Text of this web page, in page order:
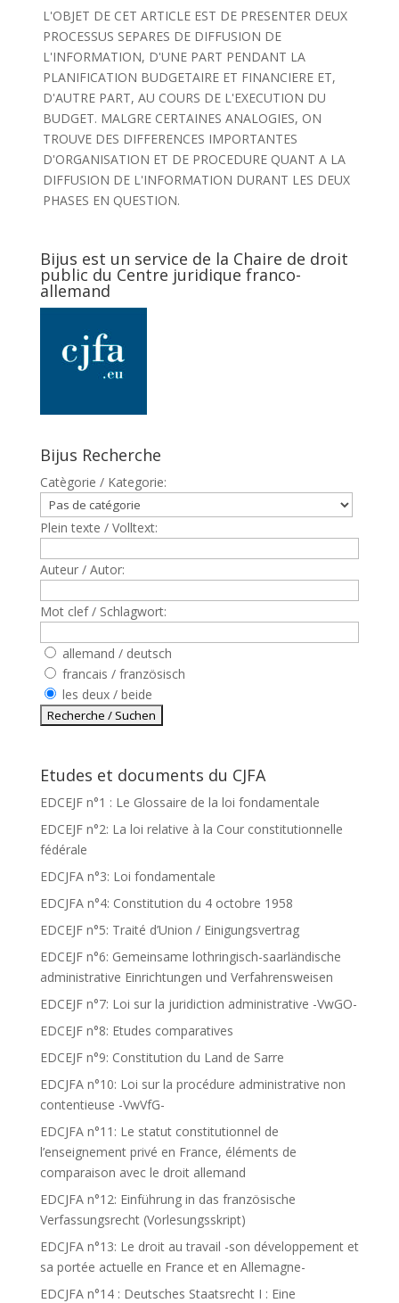
L'OBJET DE CET ARTICLE EST DE PRESENTER DEUX
PROCESSUS SEPARES DE DIFFUSION DE
L'INFORMATION, D'UNE PART PENDANT LA
PLANIFICATION BUDGETAIRE ET FINANCIERE ET,
D'AUTRE PART, AU COURS DE L'EXECUTION DU
BUDGET. MALGRE CERTAINES ANALOGIES, ON
TROUVE DES DIFFERENCES IMPORTANTES
D'ORGANISATION ET DE PROCEDURE QUANT A LA
DIFFUSION DE L'INFORMATION DURANT LES DEUX
PHASES EN QUESTION.
Bijus est un service de la Chaire de droit
public du Centre juridique franco-
allemand
Bijus Recherche
Catègorie / Kategorie:
Plein texte / Volltext:
Auteur / Autor:
Mot clef / Schlagwort:
allemand / deutsch
francais / französisch
les deux / beide
Etudes et documents du CJFA
EDCEJF n°1 : Le Glossaire de la loi fondamentale
EDCEJF n°2: La loi relative à la Cour constitutionnelle
fédérale
EDCJFA n°3: Loi fondamentale
EDCJFA n°4: Constitution du 4 octobre 1958
EDCEJF n°5: Traité d’Union / Einigungsvertrag
EDCEJF n°6: Gemeinsame lothringisch-saarländische
administrative Einrichtungen und Verfahrensweisen
EDCEJF n°7: Loi sur la juridiction administrative -VwGO-
EDCEJF n°8: Etudes comparatives
EDCEJF n°9: Constitution du Land de Sarre
EDCJFA n°10: Loi sur la procédure administrative non
contentieuse -VwVfG-
EDCJFA n°11: Le statut constitutionnel de
l’enseignement privé en France, éléments de
comparaison avec le droit allemand
EDCJFA n°12: Einführung in das französische
Verfassungsrecht (Vorlesungsskript)
EDCJFA n°13: Le droit au travail -son développement et
sa portée actuelle en France et en Allemagne-
EDCJFA n°14 : Deutsches Staatsrecht I : Eine